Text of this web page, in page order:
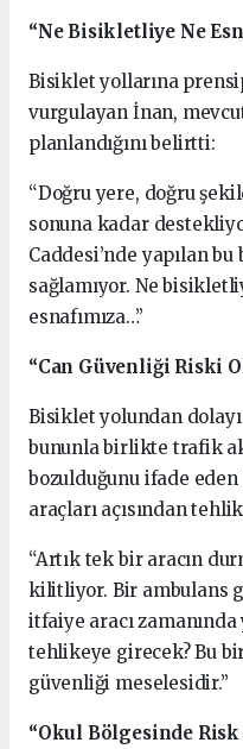
“Ne Bisikletliye Ne
Bisiklet yollarına
vurgulayan İnan,
planlandığını belirtti:
“Doğru yere, doğru
sonuna kadar
Caddesi’nde yapılan
sağlamıyor. Ne
esnafımıza…”
“Can Güvenliği Riski
Bisiklet yolundan
bununla birlikte trafik
bozulduğunu ifade
araçları açısından
“Artık tek bir aracın
kilitliyor. Bir ambulans
itfaiye aracı
tehlikeye girecek? Bu
güvenliği meselesidir.”
“Okul Bölgesinde Risk